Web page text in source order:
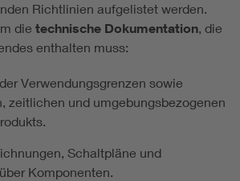
Richtlinien aufgelistet werden.
die technische Dokumentation, die
enthalten muss:
Verwendungsgrenzen sowie
zeitlichen und umgebungsbezogenen
Schaltpläne und
Komponenten.